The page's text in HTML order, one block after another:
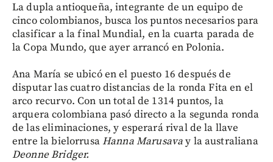
La dupla antioqueña, integrante de un equipo de
cinco colombianos, busca los puntos necesarios para
clasificar a la final Mundial, en la cuarta parada de
la Copa Mundo, que ayer arrancó en Polonia.
Ana María se ubicó en el puesto 16 después de
disputar las cuatro distancias de la ronda Fita en el
arco recurvo. Con un total de 1314 puntos, la
arquera colombiana pasó directo a la segunda ronda
de las eliminaciones, y esperará rival de la llave
entre la bielorrusaHanna Marusavay la australiana
Deonne Bridger.